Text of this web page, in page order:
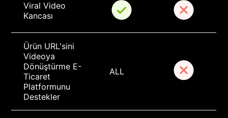
Viral Video
Kancası
Ürün URL'sini
Videoya
Dönüştürme E-
Ticaret
Platformunu
Destekler
ALL